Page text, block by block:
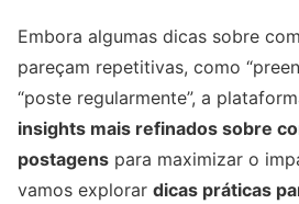
Embora algumas dicas sobre
pareçam repetitivas, como
“poste regularmente”, a
insights mais refinados sobre
postagens para maximizar o
vamos explorar dicas práticas